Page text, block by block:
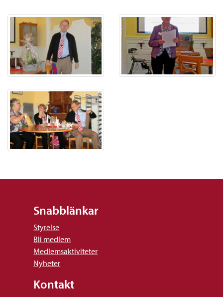
Snabblänkar
Styrelse
Bli medlem
Medlemsaktiviteter
Nyheter
Kontakt